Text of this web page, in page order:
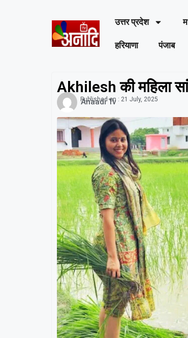
उत्तर प्रदेश
हरियाणा पंजाब
Akhilesh की महिला
Anaadi Tv
Published on : 21 July, 2025